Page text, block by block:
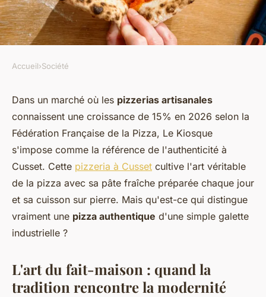
Savourez des pizzas
artisanales au kiosque à cusset
Logan•1 février 2026• 7 min de lecture
Accueil›Société
Dans un marché où les pizzerias artisanales
connaissent une croissance de 15% en 2026 selon la
Fédération Française de la Pizza, Le Kiosque
s'impose comme la référence de l'authenticité à
Cusset. Cette pizzeria à Cusset cultive l'art véritable
de la pizza avec sa pâte fraîche préparée chaque jour
et sa cuisson sur pierre. Mais qu'est-ce qui distingue
vraiment une pizza authentique d'une simple galette
industrielle ?
L'art du fait-maison : quand la
tradition rencontre la modernité